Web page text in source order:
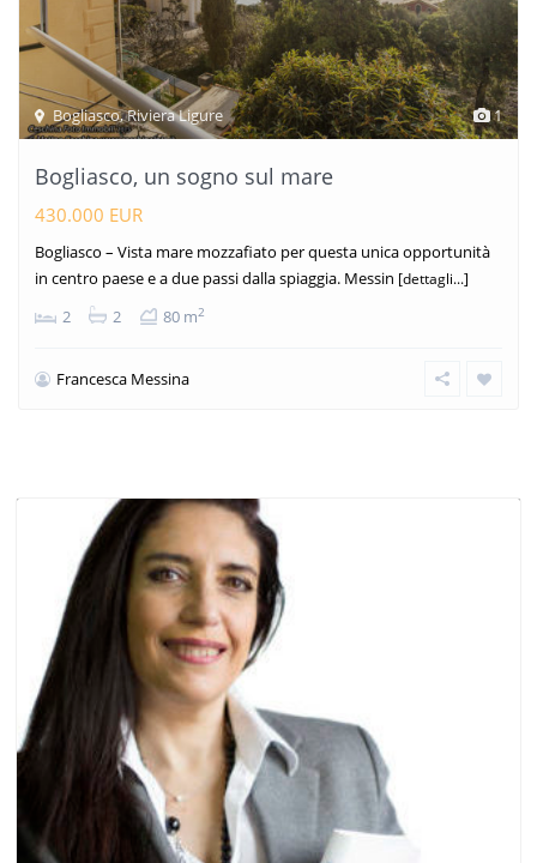
1
Bogliasco,Riviera Ligure
Bogliasco, un sogno sul mare
430.000 EUR
Bogliasco – Vista mare mozzafiato per questa unica opportunità
in centro paese e a due passi dalla spiaggia. Messin [dettagli...]
2 2 80 m2
Francesca Messina